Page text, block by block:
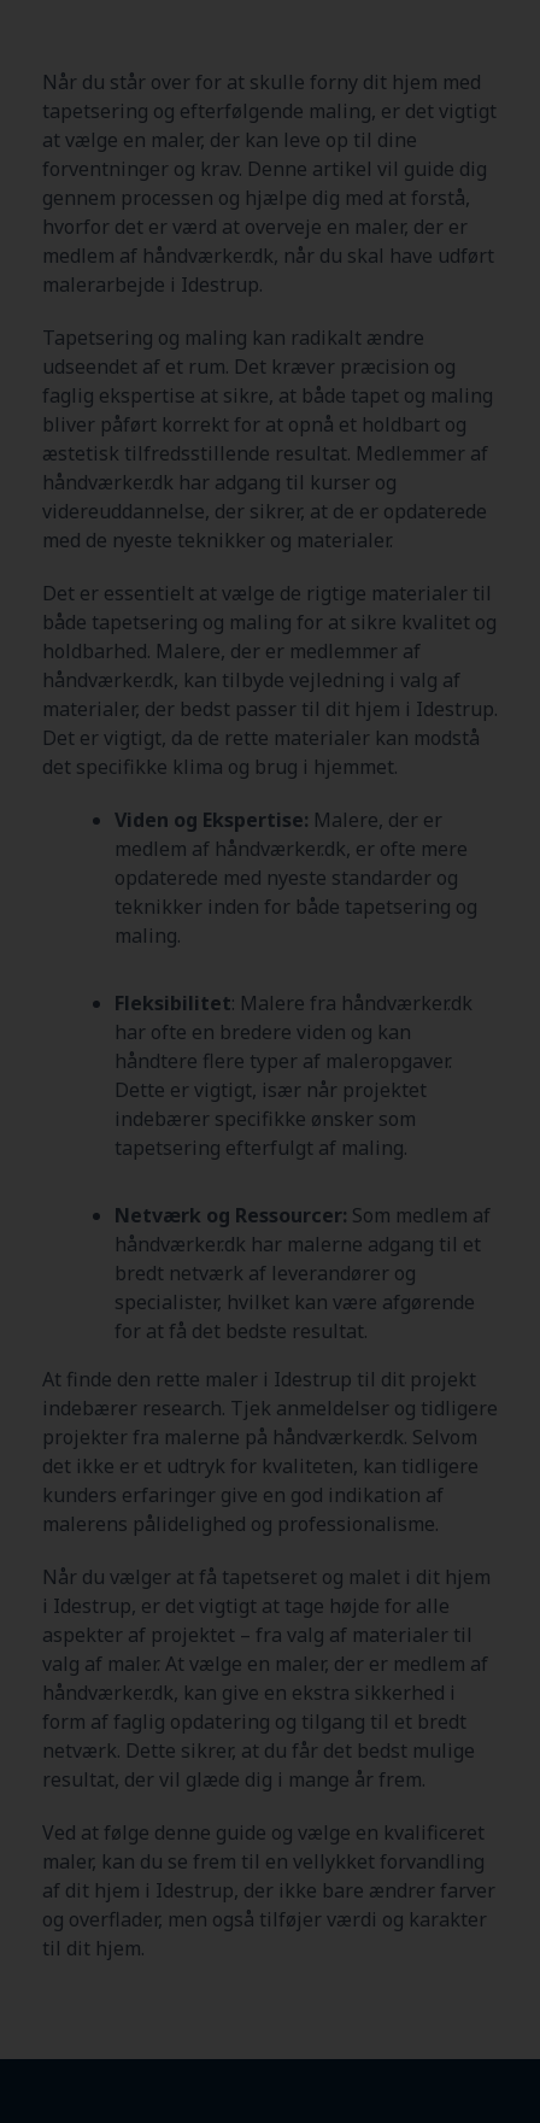
Når du står over for at skulle forny dit hjem med
tapetsering og efterfølgende maling, er det vigtigt
at vælge en maler, der kan leve op til dine
forventninger og krav. Denne artikel vil guide dig
gennem processen og hjælpe dig med at forstå,
hvorfor det er værd at overveje en maler, der er
medlem af håndværker.dk, når du skal have udført
malerarbejde i Idestrup.
Tapetsering og maling kan radikalt ændre
udseendet af et rum. Det kræver præcision og
faglig ekspertise at sikre, at både tapet og maling
bliver påført korrekt for at opnå et holdbart og
æstetisk tilfredsstillende resultat. Medlemmer af
håndværker.dk har adgang til kurser og
videreuddannelse, der sikrer, at de er opdaterede
med de nyeste teknikker og materialer.
Det er essentielt at vælge de rigtige materialer til
både tapetsering og maling for at sikre kvalitet og
holdbarhed. Malere, der er medlemmer af
håndværker.dk, kan tilbyde vejledning i valg af
materialer, der bedst passer til dit hjem i Idestrup.
Det er vigtigt, da de rette materialer kan modstå
det specifikke klima og brug i hjemmet.
Viden og Ekspertise: Malere, der er
medlem af håndværker.dk, er ofte mere
opdaterede med nyeste standarder og
teknikker inden for både tapetsering og
maling.
Fleksibilitet: Malere fra håndværker.dk
har ofte en bredere viden og kan
håndtere flere typer af maleropgaver.
Dette er vigtigt, især når projektet
indebærer specifikke ønsker som
tapetsering efterfulgt af maling.
Netværk og Ressourcer: Som medlem af
håndværker.dk har malerne adgang til et
bredt netværk af leverandører og
specialister, hvilket kan være afgørende
for at få det bedste resultat.
At finde den rette maler i Idestrup til dit projekt
indebærer research. Tjek anmeldelser og tidligere
projekter fra malerne på håndværker.dk. Selvom
det ikke er et udtryk for kvaliteten, kan tidligere
kunders erfaringer give en god indikation af
malerens pålidelighed og professionalisme.
Når du vælger at få tapetseret og malet i dit hjem
i Idestrup, er det vigtigt at tage højde for alle
aspekter af projektet – fra valg af materialer til
valg af maler. At vælge en maler, der er medlem af
håndværker.dk, kan give en ekstra sikkerhed i
form af faglig opdatering og tilgang til et bredt
netværk. Dette sikrer, at du får det bedst mulige
resultat, der vil glæde dig i mange år frem.
Ved at følge denne guide og vælge en kvalificeret
maler, kan du se frem til en vellykket forvandling
af dit hjem i Idestrup, der ikke bare ændrer farver
og overflader, men også tilføjer værdi og karakter
til dit hjem.